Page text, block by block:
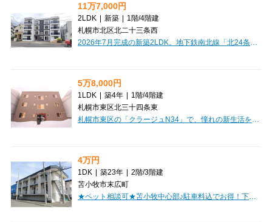
11万7,000円
2LDK | 新築 | 1階/4階建
札幌市北区北二十三条西
5万8,000円
1LDK | 築4年 | 1階/4階建
札幌市東区北三十四条東
4万円
1DK | 築23年 | 2階/3階建
苫小牧市末広町